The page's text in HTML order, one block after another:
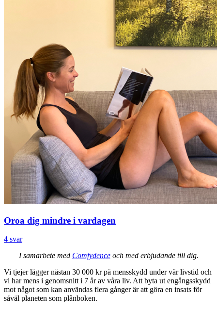
Oroa dig mindre i vardagen
4 svar
I samarbete med Comfydenceoch med erbjudande till dig.
Vi tjejer lägger nästan 30 000 kr på mensskydd under vår livstid och
vi har mens i genomsnitt i 7 år av våra liv. Att byta ut engångsskydd
mot något som kan användas flera gånger är att göra en insats för
såväl planeten som plånboken.